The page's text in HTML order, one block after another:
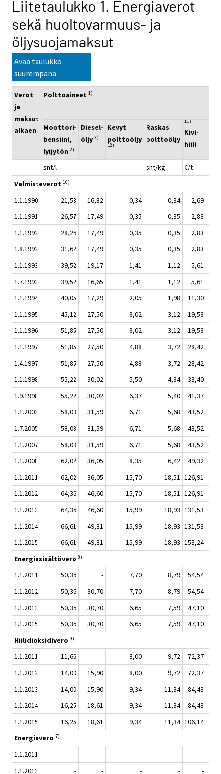
Liitetaulukko 1. Energiaverot
sekä huoltovarmuus- ja
öljysuojamaksut
Avaa taulukko
suurempana
Verot
ja
maksut
alkaen
Polttoaineet 1)
Moottori-
bensiini,
lyijytön 2)
Diesel-
öljy 3)
Kevyt
polttoöljy
12)
Raskas
polttoöljy
11)
Kivi-
hiili
snt/l snt/kg €/t
€/
Valmisteverot 10)
1.1.1990 21,53 16,82 0,34 0,34 2,69
1.1.1991
26,57 17,49 0,35 0,35 2,83
1.1.1992
28,26 17,49 0,35 0,35 2,83
1.8.1992
31,62 17,49 0,35 0,35 2,83
1.1.1993
39,52 19,17 1,41 1,12 5,61
1.7.1993
39,52 16,65 1,41 1,12 5,61
1.1.1994
40,05 17,29 2,05 1,98 11,30
1.1.1995
45,12 27,50 3,02 3,12 19,53
1.1.1996
51,85 27,50 3,02 3,12 19,53
1.1.1997
51,85 27,50 4,88 3,72 28,42
1.4.1997
51,85 27,50 4,88 3,72 28,42
1.1.1998
55,22 30,02 5,50 4,34 33,40
1.9.1998
55,22 30,02 6,37 5,40 41,37
1.1.2003
58,08 31,59 6,71 5,68 43,52
1.7.2005
58,08 31,59 6,71 5,68 43,52
1.1.2007
58,08 31,59 6,71 5,68 43,52
1.1.2008
62,02 36,05 8,35 6,42 49,32
1.1.2011
62,02 36,05 15,70 18,51 126,91
1.1.2012
64,36 46,60 15,70 18,51 126,91
1.1.2013
64,36 46,60 15,99 18,93 131,53
1.1.2014
66,61 49,31 15,99 18,93 131,53
1.1.2015
66,61 49,31 15,99 18,93 153,24
Energiasisältövero 8)
1.1.2011 50,36 - 7,70 8,79 54,54
1.1.2012
50,36 30,70 7,70 8,79 54,54
1.1.2013
50,36 30,70 6,65 7,59 47,10
1.1.2015
50,36 30,70 6,65 7,59 47,10
Hiilidioksidivero 9)
1.1.2011 11,66 - 8,00 9,72 72,37
1.1.2012
14,00 15,90 8,00 9,72 72,37
1.1.2013
14,00 15,90 9,34 11,34 84,43
1.1.2014
16,25 18,61 9,34 11,34 84,43
1.1.2015
16,25 18,61 9,34 11,34 106,14
Energiavero 7)
1.1.2011 - - - -
-
1.1.2013
- - - - -